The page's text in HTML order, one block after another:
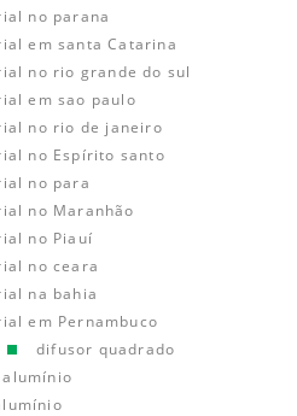
no parana
em santa Catarina
no rio grande do sul
em sao paulo
no rio de janeiro
no Espírito santo
no para
no Maranhão
no Piauí
no ceara
na bahia
em Pernambuco
difusor quadrado